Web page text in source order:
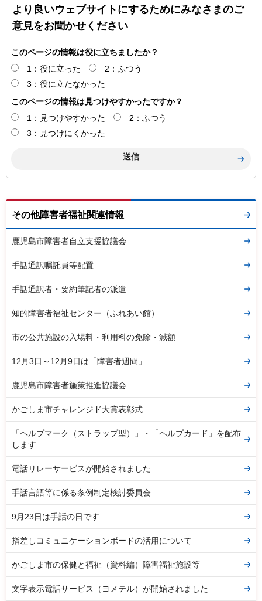
より良いウェブサイトにするためにみなさまのご
意見をお聞かせください
このページの情報は役に立ちましたか？
1：役に立った
2：ふつう
3：役に立たなかった
このページの情報は見つけやすかったですか？
1：見つけやすかった
2：ふつう
3：見つけにくかった
その他障害者福祉関連情報
鹿児島市障害者自立支援協議会
手話通訳嘱託員等配置
手話通訳者・要約筆記者の派遣
知的障害者福祉センター（ふれあい館）
市の公共施設の入場料・利用料の免除・減額
12月3日～12月9日は「障害者週間」
鹿児島市障害者施策推進協議会
かごしま市チャレンジド大賞表彰式
「ヘルプマーク（ストラップ型）」・「ヘルプカード」を配布
します
電話リレーサービスが開始されました
手話言語等に係る条例制定検討委員会
9月23日は手話の日です
指差しコミュニケーションボードの活用について
かごしま市の保健と福祉（資料編）障害福祉施設等
文字表示電話サービス（ヨメテル）が開始されました